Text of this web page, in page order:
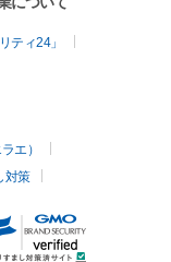
ティ24」
エ）
対策